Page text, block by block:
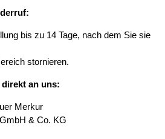
bis zu 14 Tage, nach dem Sie sie
stornieren.
an uns:
Merkur
& Co. KG